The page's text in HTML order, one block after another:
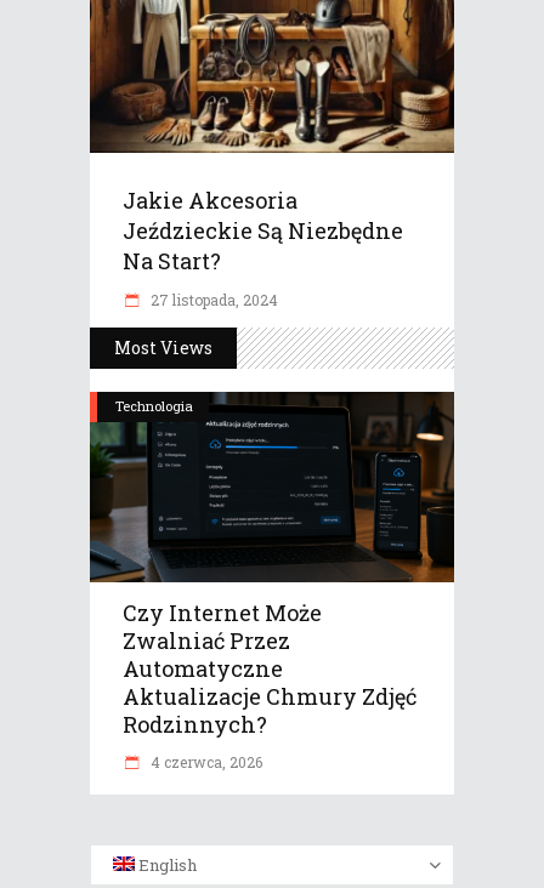
Jakie Akcesoria
Jeździeckie Są Niezbędne
Na Start?
27 listopada, 2024
Most Views
Technologia
Czy Internet Może
Zwalniać Przez
Automatyczne
Aktualizacje Chmury Zdjęć
Rodzinnych?
4 czerwca, 2026
English